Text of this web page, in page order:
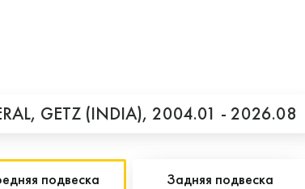
GETZ (INDIA), 2004.01 - 2026.08
подвеска Задняя подвеска